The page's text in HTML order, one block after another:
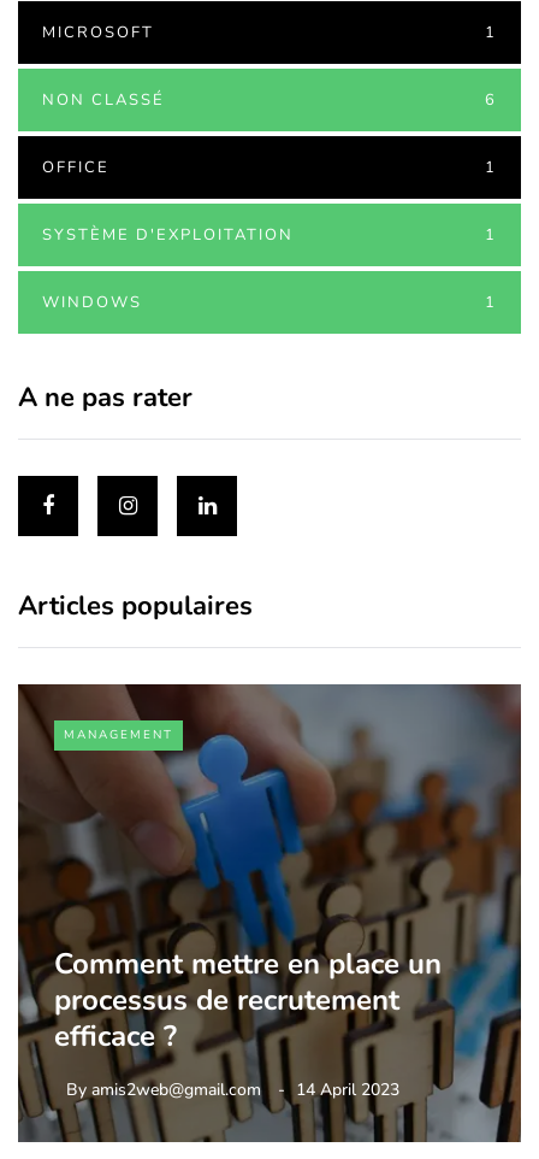
MICROSOFT 1
NON CLASSÉ 6
OFFICE 1
SYSTÈME D'EXPLOITATION 1
WINDOWS 1
A ne pas rater
Articles populaires
MANAGEMENT
Comment mettre en place un
processus de recrutement
efficace ?
By amis2web@gmail.com 14 April 2023